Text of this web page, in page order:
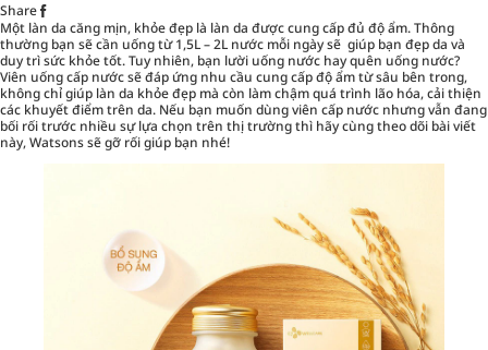
Share
Một làn da căng mịn, khỏe đẹp là làn da được cung cấp đủ độ ẩm. Thông
thường bạn sẽ cần uống từ 1,5L – 2L nước mỗi ngày sẽ giúp bạn đẹp da và
duy trì sức khỏe tốt. Tuy nhiên, bạn lười uống nước hay quên uống nước?
Viên uống cấp nướcsẽ đáp ứng nhu cầu cung cấp độ ẩm từ sâu bên trong,
không chỉ giúp làn da khỏe đẹp mà còn làm chậm quá trình lão hóa, cải thiện
các khuyết điểm trên da. Nếu bạn muốn dùng viên cấp nước nhưng vẫn đang
bối rối trước nhiều sự lựa chọn trên thị trường thì hãy cùng theo dõi bài viết
này, Watsons sẽ gỡ rối giúp bạn nhé!